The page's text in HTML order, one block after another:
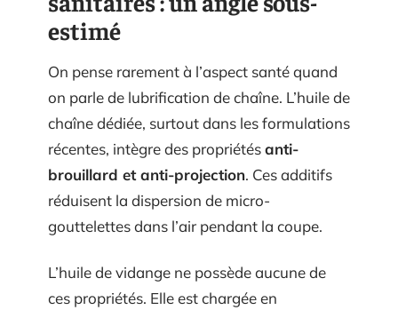
estimé
On pense rarement à l’aspect santé quand
on parle de lubrification de chaîne. L’huile de
chaîne dédiée, surtout dans les formulations
récentes, intègre des propriétésanti-
brouillard et anti-projection. Ces additifs
réduisent la dispersion de micro-
gouttelettes dans l’air pendant la coupe.
L’huile de vidange ne possède aucune de
ces propriétés. Elle est chargée en